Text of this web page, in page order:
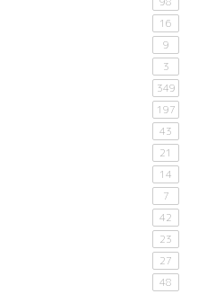
16
9
3
349
197
43
21
14
7
42
23
27
48